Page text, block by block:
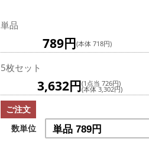
単品
789円(本体 718円)
5枚セット
3,632円(1点当 726円)
(本体 3,302円)
ご注文
数単位